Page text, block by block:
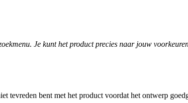
Je kunt het product precies naar jouw
bent met het product voordat het ontwerp